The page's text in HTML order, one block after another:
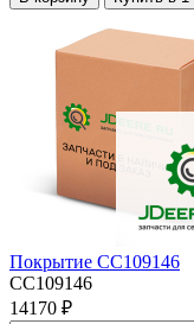
Покрытие CC109146
CC109146
14170 ₽